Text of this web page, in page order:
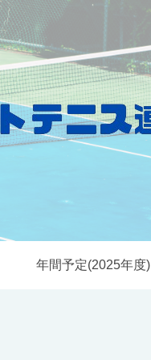
年間予定(2025年度)